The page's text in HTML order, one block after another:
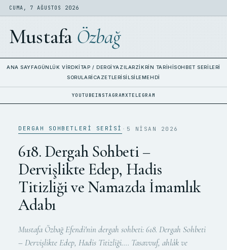
CUMA, 7 AĞUSTOS 2026
Mustafa Özbağ
ANA SAYFAGÜNLÜK VIRDKITAP / DERGIYAZILARZIKRIN TARIHISOHBET SERILERI
SORULARİCAZETLERISILSILEMEHDI
YOUTUBEINSTAGRAMXTELEGRAM
DERGAH SOHBETLERI SERISI · 5 NISAN 2026
618. Dergah Sohbeti –
Dervişlikte Edep, Hadis
Titizliği ve Namazda İmamlık
Adabı
Mustafa Özbağ Efendi'nin dergah sohbeti: 618. Dergah Sohbeti
– Dervişlikte Edep, Hadis Titizliği…. Tasavvuf, ahlâk ve